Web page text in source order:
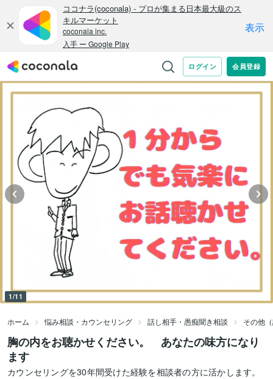
1/11
ホーム 悩み相談・カウンセリング 話し相手・愚痴聞き相談 その他
胸の内をお聴かせください。 あなたの味方になり
ます
カウンセリングを30年間受けた経験を相談者の方に活かします。